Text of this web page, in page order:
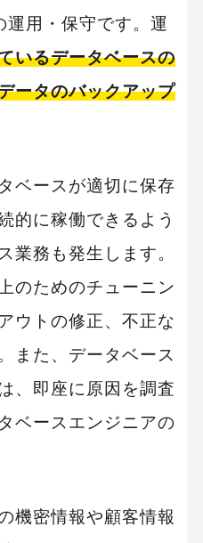
する
キーワード
ン
用・保守です。運
いるデータベースの
ータのバックアップ
ベースが適切に保存
的に稼働できるよう
業務も発生します。
のためのチューニン
ウトの修正、不正な
また、データベース
、即座に原因を調査
ベースエンジニアの
機密情報や顧客情報